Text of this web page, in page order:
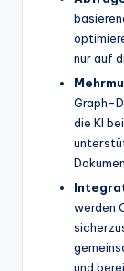
nur auf
Graph-
die KI
werden
und